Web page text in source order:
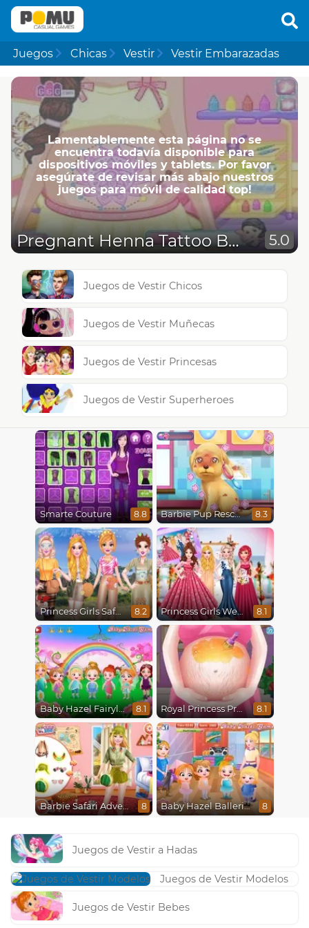
Juegos Chicas Vestir Vestir Embarazadas
Lamentablemente esta página no se
encuentra todavía disponible para
dispositivos móviles y tablets. Por favor
asegúrate de revisar más abajo nuestros
juegos para móvil de calidad top!
Pregnant Henna Tattoo Belly 5.0
Juegos de Vestir Chicos
Juegos de Vestir Muñecas
Juegos de Vestir Princesas
Juegos de Vestir Superheroes
Smarte Couture 8.8 Barbie Pup Rescue 8.3
Princess Girls Safari Trip 8.2 Princess Girls Wedding Trip 8.1
Baby Hazel Fairyland Ballet 8.1 Royal Princess Pregnant 8.1
Barbie Safari Adventure 8 Baby Hazel Ballerina Dance 8
Juegos de Vestir a Hadas
Juegos de Vestir Modelos
Juegos de Vestir Bebes